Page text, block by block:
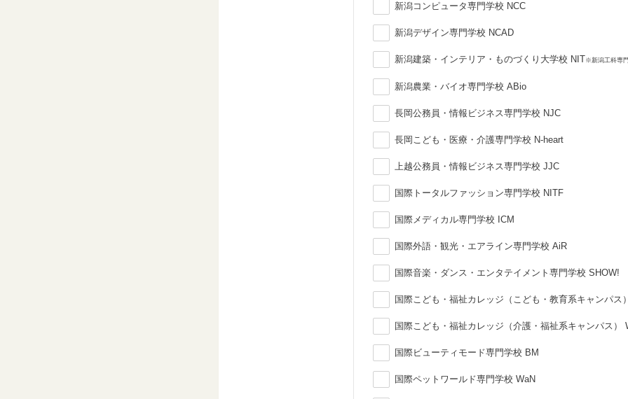
新潟コンピュータ専門学校 NCC
新潟デザイン専門学校 NCAD
新潟建築・インテリア・ものづくり大学校 NIT※新潟工科専
新潟農業・バイオ専門学校 ABio
長岡公務員・情報ビジネス専門学校 NJC
長岡こども・医療・介護専門学校 N-heart
上越公務員・情報ビジネス専門学校 JJC
国際トータルファッション専門学校 NITF
国際メディカル専門学校 ICM
国際外語・観光・エアライン専門学校 AiR
国際音楽・ダンス・エンタテイメント専門学校 SHOW!
国際こども・福祉カレッジ（こども・教育系キャンパス
国際こども・福祉カレッジ（介護・福祉系キャンパス）
国際ビューティモード専門学校 BM
国際ペットワールド専門学校 WaN